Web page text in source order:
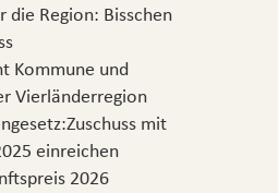
die Region: Bisschen
Kommune und
Vierländerregion
mit
einreichen
2026